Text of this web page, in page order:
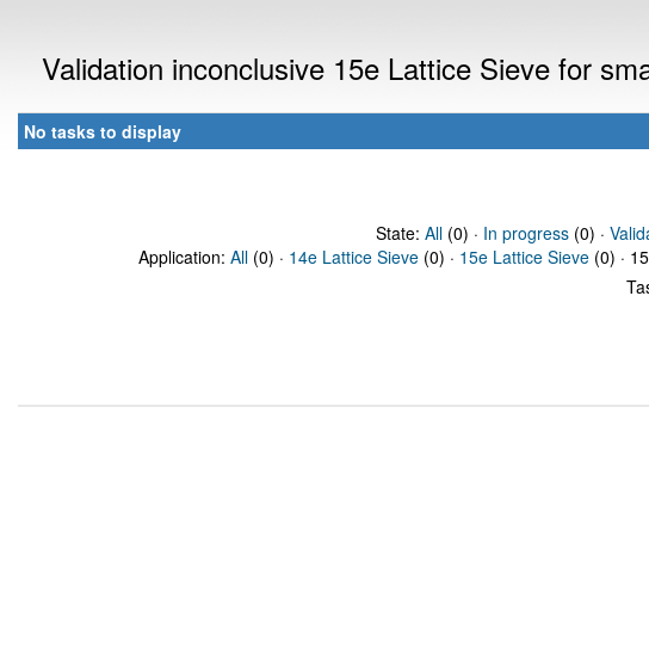
Validation inconclusive 15e Lattice Sieve for
No tasks to display
State: All(0) · In progress(0) ·
Application: All (0) · 14e Lattice Sieve (0) · 15e Lattice Sieve (0) ·